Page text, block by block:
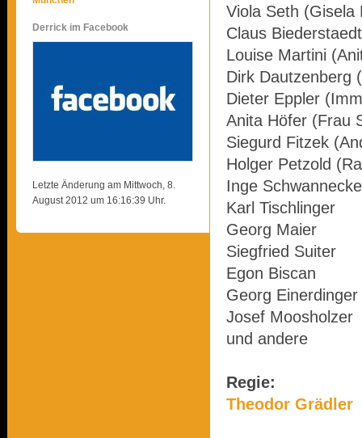
Derrick im Facebook
Letzte Änderung am Mittwoch, 8.
August 2012 um 16:16:39 Uhr.
Viola Seth (Gisela
Claus
Louise Martini
Dirk Dautzenberg
Dieter Eppler
Anita Höfer (Frau
Siegurd Fitzek
Holger Petzold
Inge Schwannecke
Karl Tischlinger
Georg Maier
Siegfried Suiter
Egon Biscan
Georg Einerdinger
Josef Moosholzer
und andere
Regie:
Theodor Grädler